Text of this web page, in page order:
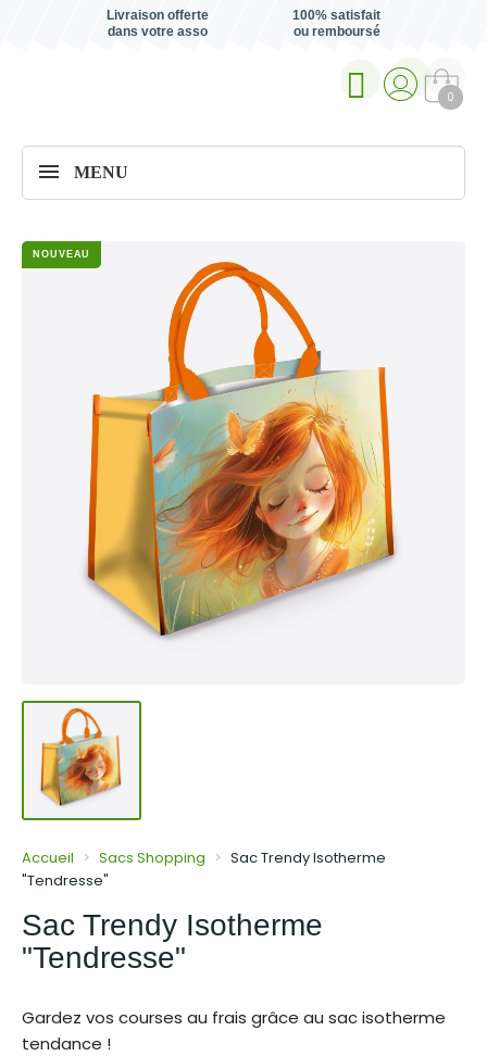
Livraison offerte
dans votre asso
100% satisfait
ou remboursé
0
MENU
NOUVEAU
Accueil Sacs Shopping
Sac Trendy Isotherme
"Tendresse"
Sac Trendy Isotherme
"Tendresse"
Gardez vos courses au frais grâce au sac isotherme
tendance !